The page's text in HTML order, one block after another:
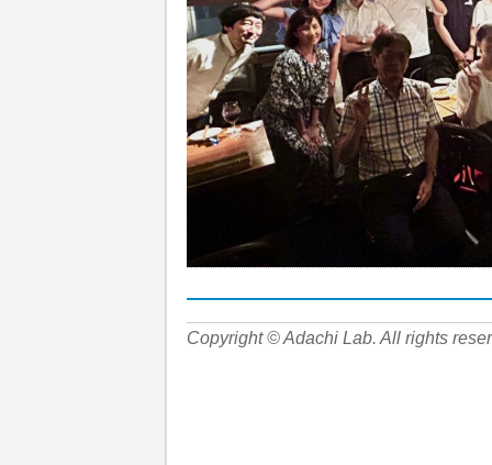
Copyright © Adachi Lab. All rights